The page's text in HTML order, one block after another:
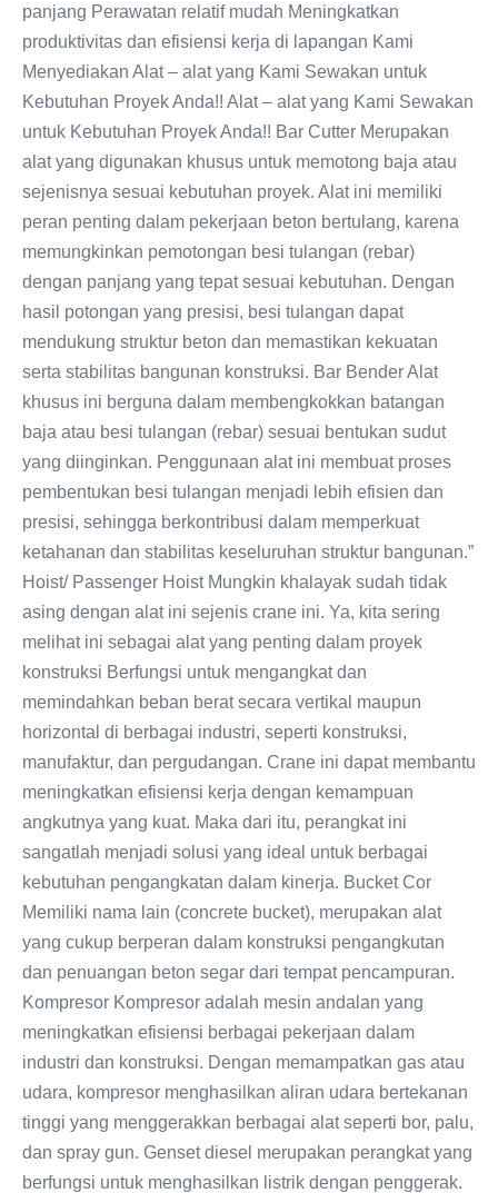
panjang Perawatan relatif mudah Meningkatkan
produktivitas dan efisiensi kerja di lapangan Kami
Menyediakan Alat – alat yang Kami Sewakan untuk
Kebutuhan Proyek Anda!! Alat – alat yang Kami Sewakan
untuk Kebutuhan Proyek Anda!! Bar Cutter Merupakan
alat yang digunakan khusus untuk memotong baja atau
sejenisnya sesuai kebutuhan proyek. Alat ini memiliki
peran penting dalam pekerjaan beton bertulang, karena
memungkinkan pemotongan besi tulangan (rebar)
dengan panjang yang tepat sesuai kebutuhan. Dengan
hasil potongan yang presisi, besi tulangan dapat
mendukung struktur beton dan memastikan kekuatan
serta stabilitas bangunan konstruksi. Bar Bender Alat
khusus ini berguna dalam membengkokkan batangan
baja atau besi tulangan (rebar) sesuai bentukan sudut
yang diinginkan. Penggunaan alat ini membuat proses
pembentukan besi tulangan menjadi lebih efisien dan
presisi, sehingga berkontribusi dalam memperkuat
ketahanan dan stabilitas keseluruhan struktur bangunan.”
Hoist/ Passenger Hoist Mungkin khalayak sudah tidak
asing dengan alat ini sejenis crane ini. Ya, kita sering
melihat ini sebagai alat yang penting dalam proyek
konstruksi Berfungsi untuk mengangkat dan
memindahkan beban berat secara vertikal maupun
horizontal di berbagai industri, seperti konstruksi,
manufaktur, dan pergudangan. Crane ini dapat membantu
meningkatkan efisiensi kerja dengan kemampuan
angkutnya yang kuat. Maka dari itu, perangkat ini
sangatlah menjadi solusi yang ideal untuk berbagai
kebutuhan pengangkatan dalam kinerja. Bucket Cor
Memiliki nama lain (concrete bucket), merupakan alat
yang cukup berperan dalam konstruksi pengangkutan
dan penuangan beton segar dari tempat pencampuran.
Kompresor Kompresor adalah mesin andalan yang
meningkatkan efisiensi berbagai pekerjaan dalam
industri dan konstruksi. Dengan memampatkan gas atau
udara, kompresor menghasilkan aliran udara bertekanan
tinggi yang menggerakkan berbagai alat seperti bor, palu,
dan spray gun. Genset diesel merupakan perangkat yang
berfungsi untuk menghasilkan listrik dengan penggerak.